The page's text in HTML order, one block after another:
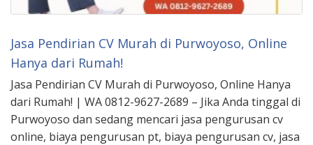
Jasa Pendirian CV Murah di Purwoyoso, Online
Hanya dari Rumah!
Jasa Pendirian CV Murah di Purwoyoso, Online Hanya
dari Rumah! | WA 0812-9627-2689 – Jika Anda tinggal di
Purwoyoso dan sedang mencari jasa pengurusan cv
online, biaya pengurusan pt, biaya pengurusan cv, jasa